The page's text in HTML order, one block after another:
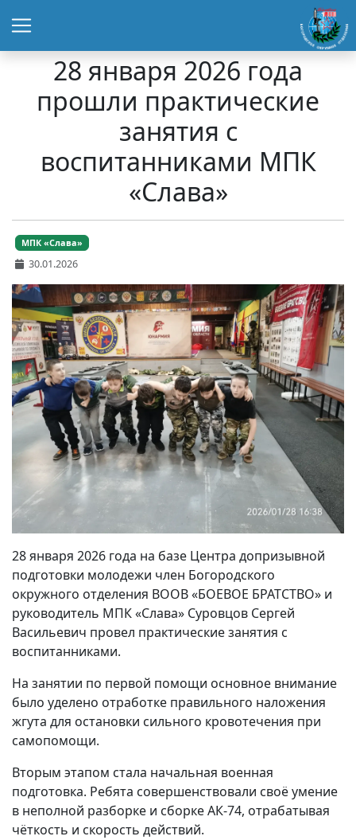
28 января 2026 года
прошли практические
занятия с
воспитанниками МПК
«Слава»
МПК «Слава»
30.01.2026
28 января 2026 года на базе Центра допризывной
подготовки молодежи член Богородского
окружного отделения ВООВ «БОЕВОЕ БРАТСТВО» и
руководитель МПК «Слава» Суровцов Сергей
Васильевич провел практические занятия с
воспитанниками.
На занятии по первой помощи основное внимание
было уделено отработке правильного наложения
жгута для остановки сильного кровотечения при
самопомощи.
Вторым этапом стала начальная военная
подготовка. Ребята совершенствовали своё умение
в неполной разборке и сборке АК-74, отрабатывая
чёткость и скорость действий.